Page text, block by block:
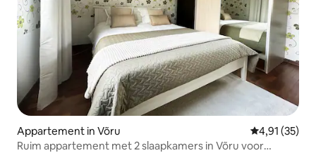
Appartement in Võru Gemiddelde
4,91 (35)
Ruim appartement met 2 slaapkamers in Võru voor